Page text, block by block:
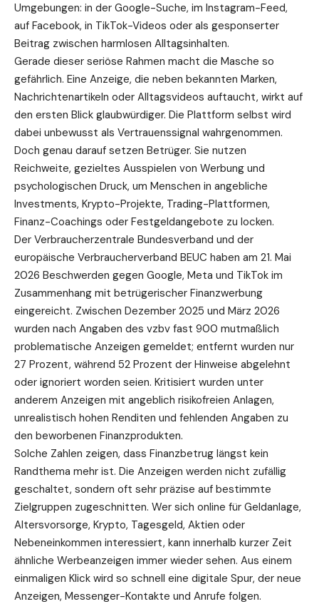
Umgebungen: in der Google-Suche, im Instagram-Feed,
auf Facebook, in TikTok-Videos oder als gesponserter
Beitrag zwischen harmlosen Alltagsinhalten.
Gerade dieser seriöse Rahmen macht die Masche so
gefährlich. Eine Anzeige, die neben bekannten Marken,
Nachrichtenartikeln oder Alltagsvideos auftaucht, wirkt auf
den ersten Blick glaubwürdiger. Die Plattform selbst wird
dabei unbewusst als Vertrauenssignal wahrgenommen.
Doch genau darauf setzen Betrüger. Sie nutzen
Reichweite, gezieltes Ausspielen von Werbung und
psychologischen Druck, um Menschen in angebliche
Investments, Krypto-Projekte, Trading-Plattformen,
Finanz-Coachings oder Festgeldangebote zu locken.
Der Verbraucherzentrale Bundesverband und der
europäische Verbraucherverband BEUC haben am 21. Mai
2026 Beschwerden gegen Google, Meta und TikTok im
Zusammenhang mit betrügerischer Finanzwerbung
eingereicht. Zwischen Dezember 2025 und März 2026
wurden nach Angaben des vzbv fast 900 mutmaßlich
problematische Anzeigen gemeldet; entfernt wurden nur
27 Prozent, während 52 Prozent der Hinweise abgelehnt
oder ignoriert worden seien. Kritisiert wurden unter
anderem Anzeigen mit angeblich risikofreien Anlagen,
unrealistisch hohen Renditen und fehlenden Angaben zu
den beworbenen Finanzprodukten.
Solche Zahlen zeigen, dass Finanzbetrug längst kein
Randthema mehr ist. Die Anzeigen werden nicht zufällig
geschaltet, sondern oft sehr präzise auf bestimmte
Zielgruppen zugeschnitten. Wer sich online für Geldanlage,
Altersvorsorge, Krypto, Tagesgeld, Aktien oder
Nebeneinkommen interessiert, kann innerhalb kurzer Zeit
ähnliche Werbeanzeigen immer wieder sehen. Aus einem
einmaligen Klick wird so schnell eine digitale Spur, der neue
Anzeigen, Messenger-Kontakte und Anrufe folgen.